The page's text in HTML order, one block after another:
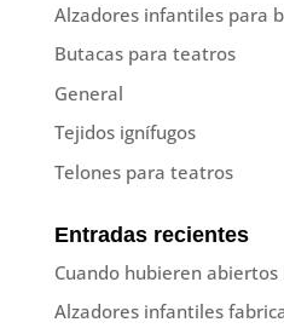
Alzadores infantiles para
Butacas para teatros
General
Tejidos ignífugos
Telones para teatros
Entradas recientes
Cuando hubieren
Alzadores infantiles